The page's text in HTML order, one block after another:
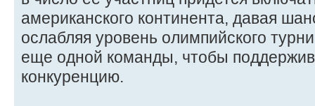
американского континента, давая
ослабляя уровень олимпийского
еще одной команды, чтобы
конкуренцию.